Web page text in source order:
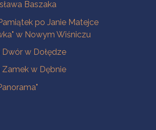
Baszaka
po Janie Matejce
w Nowym Wiśniczu
w Dołędze
Zamek w Dębnie